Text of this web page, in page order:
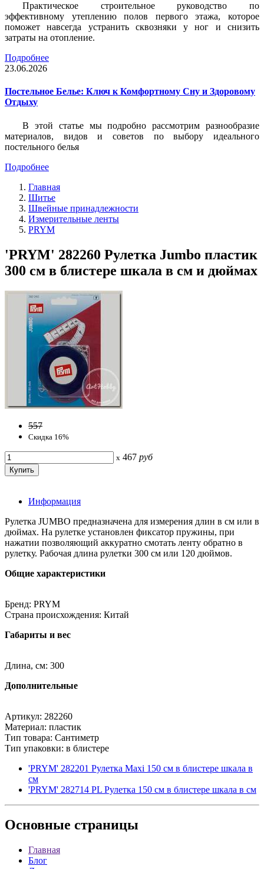
Практическое строительное руководство по
эффективному утеплению полов первого этажа, которое
поможет навсегда устранить сквозняки у ног и снизить
затраты на отопление.
Подробнее
23.06.2026
Постельное Белье: Ключ к Комфортному Сну и Здоровому
Отдыху
В этой статье мы подробно рассмотрим разнообразие
материалов, видов и советов по выбору идеального
постельного белья
Подробнее
Главная
Шитье
Швейные принадлежности
Измерительные ленты
PRYM
'PRYM' 282260 Рулетка Jumbo пластик
300 см в блистере шкала в см и дюймах
557
Скидка 16%
x 467 руб
Информация
Рулетка JUMBO предназначена для измерения длин в см или в
дюймах. На рулетке установлен фиксатор пружины, при
нажатии позволяющий аккуратно смотать ленту обратно в
рулетку. Рабочая длина рулетки 300 см или 120 дюймов.
Общие характеристики
Бренд: PRYM
Страна происхождения: Китай
Габариты и вес
Длина, см: 300
Дополнительные
Артикул: 282260
Материал: пластик
Тип товара: Сантиметр
Тип упаковки: в блистере
'PRYM' 282201 Рулетка Maxi 150 см в блистере шкала в
см
'PRYM' 282714 PL Рулетка 150 см в блистере шкала в см
Основные страницы
Главная
Блог